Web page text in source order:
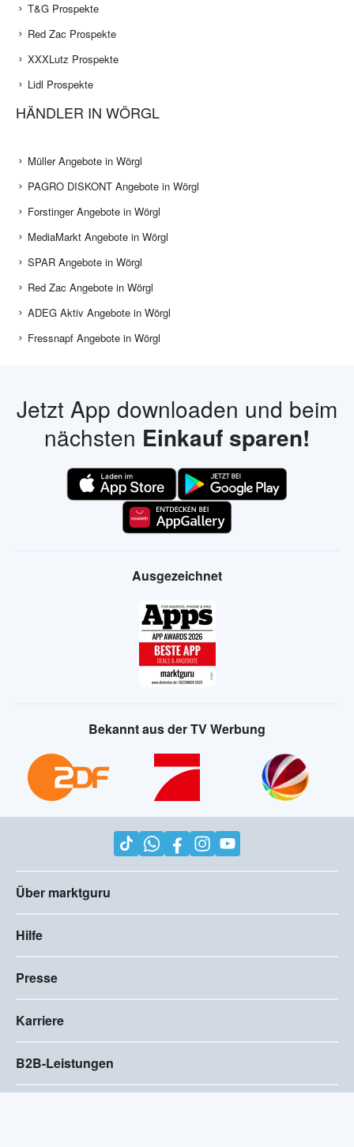
T&G Prospekte
Red Zac Prospekte
XXXLutz Prospekte
Lidl Prospekte
HÄNDLER IN WÖRGL
Müller Angebote in Wörgl
PAGRO DISKONT Angebote in Wörgl
Forstinger Angebote in Wörgl
MediaMarkt Angebote in Wörgl
SPAR Angebote in Wörgl
Red Zac Angebote in Wörgl
ADEG Aktiv Angebote in Wörgl
Fressnapf Angebote in Wörgl
Jetzt App downloaden und beim
nächsten Einkauf sparen!
Ausgezeichnet
Bekannt aus der TV Werbung
Über marktguru
Hilfe
Presse
Karriere
B2B-Leistungen